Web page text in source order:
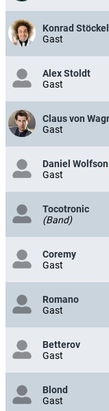
Konrad Stöckel
Gast
Alex Stoldt
Gast
Claus von
Gast
Daniel Wolfson
Gast
Tocotronic
(Band)
Coremy
Gast
Romano
Gast
Betterov
Gast
Blond
Gast